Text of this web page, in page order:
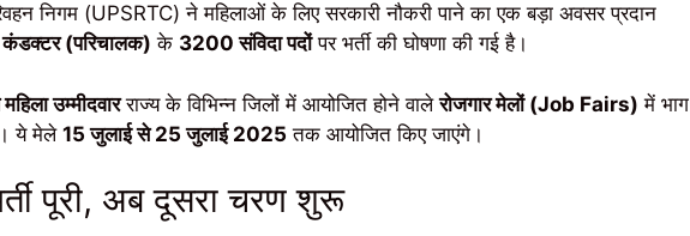
निगम (UPSRTC) ने महिलाओं के लिए सरकारी नौकरी पाने का एक बड़ा अवसर प्रदान
कंडक्टर (परिचालक) के 3200 संविदा पदोंपर भर्ती की घोषणा की गई है।
उम्मीदवारराज्य के विभिन्न जिलों में आयोजित होने वालेरोजगार मेलों (Job Fairs) में भाग
ये मेले 15 जुलाई से 25 जुलाई 2025 तक आयोजित किए जाएंगे।
पूरी, अब दूसरा चरण शुरू